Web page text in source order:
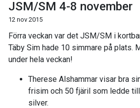
JSM/SM 4-8 november
12 nov 2015
Förra veckan var det JSM/SM i
Täby Sim hade 10 simmare på plats.
under hela veckan!
Therese Alshammar visar bra
frisim och 50 fjäril som ledde
silver.